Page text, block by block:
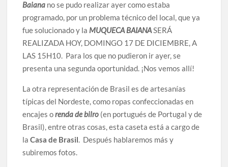
Baiana no se pudo realizar ayer como estaba
programado, por un problema técnico del local, que ya
fue solucionado y la MUQUECA BAIANASERÁ
REALIZADA HOY, DOMINGO 17 DE DICIEMBRE, A
LAS 15H10. Para los que no pudieron ir ayer, se
presenta una segunda oportunidad. ¡Nos vemos allí!
La otra representación de Brasil es de artesanías
típicas del Nordeste, como ropas confeccionadas en
encajes orenda de bilro (en portugués de Portugal y de
Brasil), entre otras cosas, esta caseta está a cargo de
la Casa de Brasil. Después hablaremos más y
subiremos fotos.